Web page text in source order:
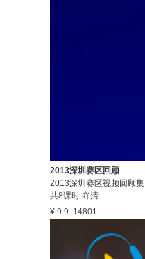
2013深圳赛区回顾
2013深圳赛区视频回顾集
共8课时 吖清
¥ 9.9 14801